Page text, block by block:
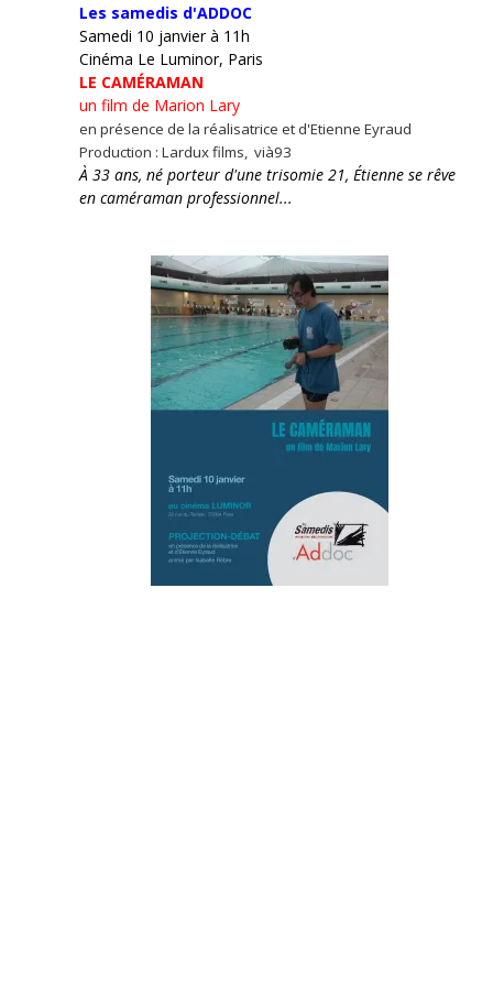
Les samedis d'ADDOC
Samedi 10 janvier à 11h
Cinéma Le Luminor, Paris
LE CAMÉRAMAN
un film de Marion Lary
en présence de la réalisatrice et d'Etienne Eyraud
Production : Lardux films, vià93
À 33 ans, né porteur d'une trisomie 21, Étienne se rêve
en caméraman professionnel...